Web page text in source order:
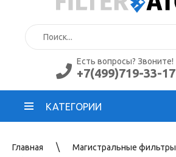
Есть вопросы? Звоните!
+7(499)719-33-17
КАТЕГОРИИ
Главная
Магистральные фильтры